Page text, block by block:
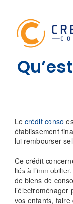
content
Le crédit conso
établissement
lui rembourser
Ce crédit
liés à
de biens de
vos enfants, faire